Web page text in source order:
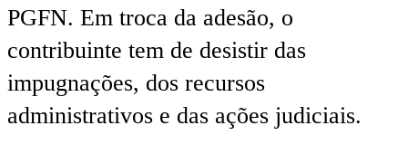
PGFN. Em troca da adesão, o
contribuinte tem de desistir das
impugnações, dos recursos
administrativos e das ações judiciais.